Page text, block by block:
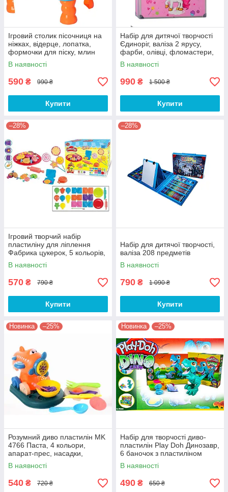
Ігровий столик пісочниця на
ніжках, відерце, лопатка,
формочки для піску, млин
для води
В наявності
590 ₴ 990 ₴
Купити
Набір для дитячої творчості
Єдиноріг, валіза 2 ярусу,
фарби, олівці, фломастери,
крейда, пензли
В наявності
990 ₴ 1 500 ₴
Купити
–28%
Ігровий творчий набір
пластиліну для ліплення
Фабрика цукерок, 5 кольорів,
форми, качалка
В наявності
570 ₴ 790 ₴
Купити
–28%
Набір для дитячої творчості,
валіза 208 предметів
В наявності
790 ₴ 1 090 ₴
Купити
Новинка –25%
Розумний диво пластилін MK
4766 Паста, 4 кольори,
апарат-прес, насадки,
формочки, 17 предметів
В наявності
540 ₴ 720 ₴
Новинка –25%
Набір для творчості диво-
пластилін Play Doh Динозавр,
6 баночок з пластиліном
В наявності
490 ₴ 650 ₴